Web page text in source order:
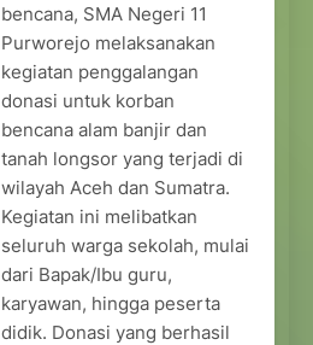
bencana, SMA Negeri 11
Purworejo melaksanakan
kegiatan penggalangan
donasi untuk korban
bencana alam banjir dan
tanah longsor yang terjadi di
wilayah Aceh dan Sumatra.
Kegiatan ini melibatkan
seluruh warga sekolah, mulai
dari Bapak/Ibu guru,
karyawan, hingga peserta
didik. Donasi yang berhasil